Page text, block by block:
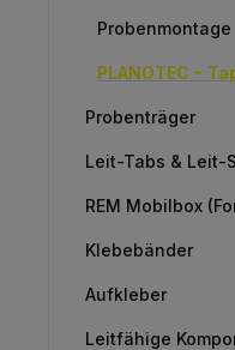
Probenmontage
PLANOTEC -
Probenträger
Leit-Tabs & Leit-
REM Mobilbox
Klebebänder
Aufkleber
Leitfähige